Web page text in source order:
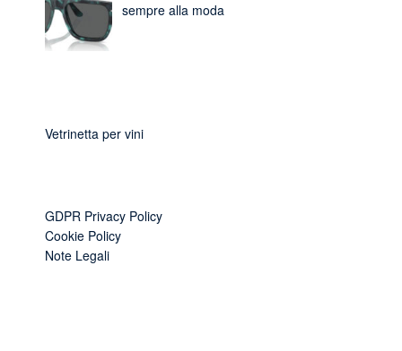
sempre alla moda
Vetrinetta per vini
GDPR Privacy Policy
Cookie Policy
Note Legali